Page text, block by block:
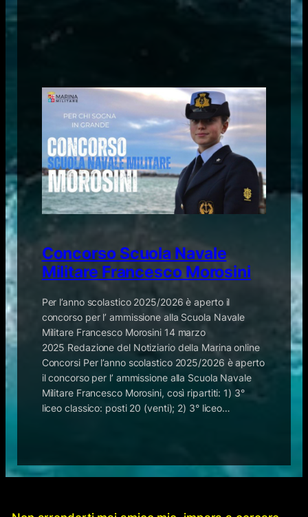
Concorso Scuola Navale
Militare Francesco Morosini
Per l’anno scolastico 2025/2026 è aperto il
concorso per l’ ammissione alla Scuola Navale
Militare Francesco Morosini 14 marzo
2025 Redazione del Notiziario della Marina online
Concorsi Per l’anno scolastico 2025/2026 è aperto
il concorso per l’ ammissione alla Scuola Navale
Militare Francesco Morosini, così ripartiti: 1) 3°
liceo classico: posti 20 (venti); 2) 3° liceo…